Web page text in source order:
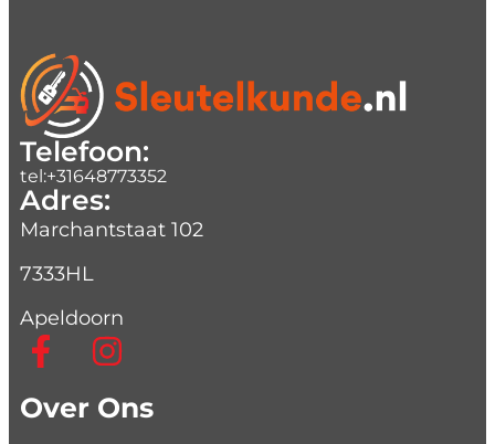
Telefoon:
tel:+31648773352
Adres:
Marchantstaat 102
7333HL
Apeldoorn
Over Ons